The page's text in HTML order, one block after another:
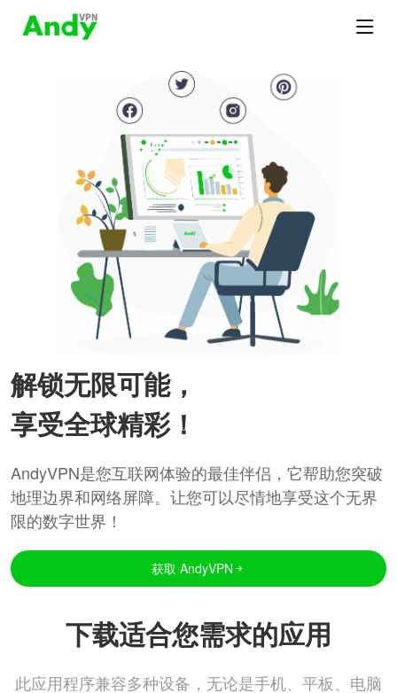
解锁无限可能，
享受全球精彩！
AndyVPN是您互联网体验的最佳伴侣，它帮助您突破
地理边界和网络屏障。让您可以尽情地享受这个无界
限的数字世界！
获取 AndyVPN
下载适合您需求的应用
此应用程序兼容多种设备，无论是手机、平板、电脑